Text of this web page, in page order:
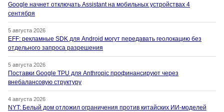
Google начнет отключать Assistant на мобильных устройствах 4
сентября
5 августа 2026
EFF: рекламные SDK для Android могут передавать геолокацию без
отдельного запроса разрешения
5 августа 2026
Поставки Google TPU для Anthropic профинансируют через
внебалансовую структуру
4 августа 2026
NYT: Белый дом отложил ограничения против китайских ИИ-моделей